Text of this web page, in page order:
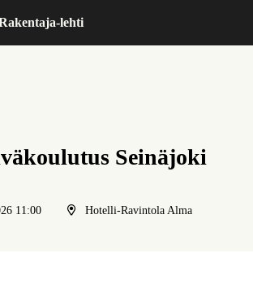
lehti
Seinäjoki
11:00 Hotelli-Ravintola Alma